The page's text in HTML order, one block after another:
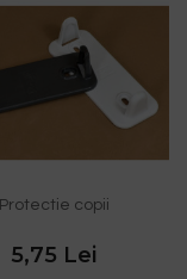
Protectie copii
5,75 Lei